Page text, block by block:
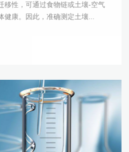
移性，可通过食物链或土壤-空气
康。因此，准确测定土壤...